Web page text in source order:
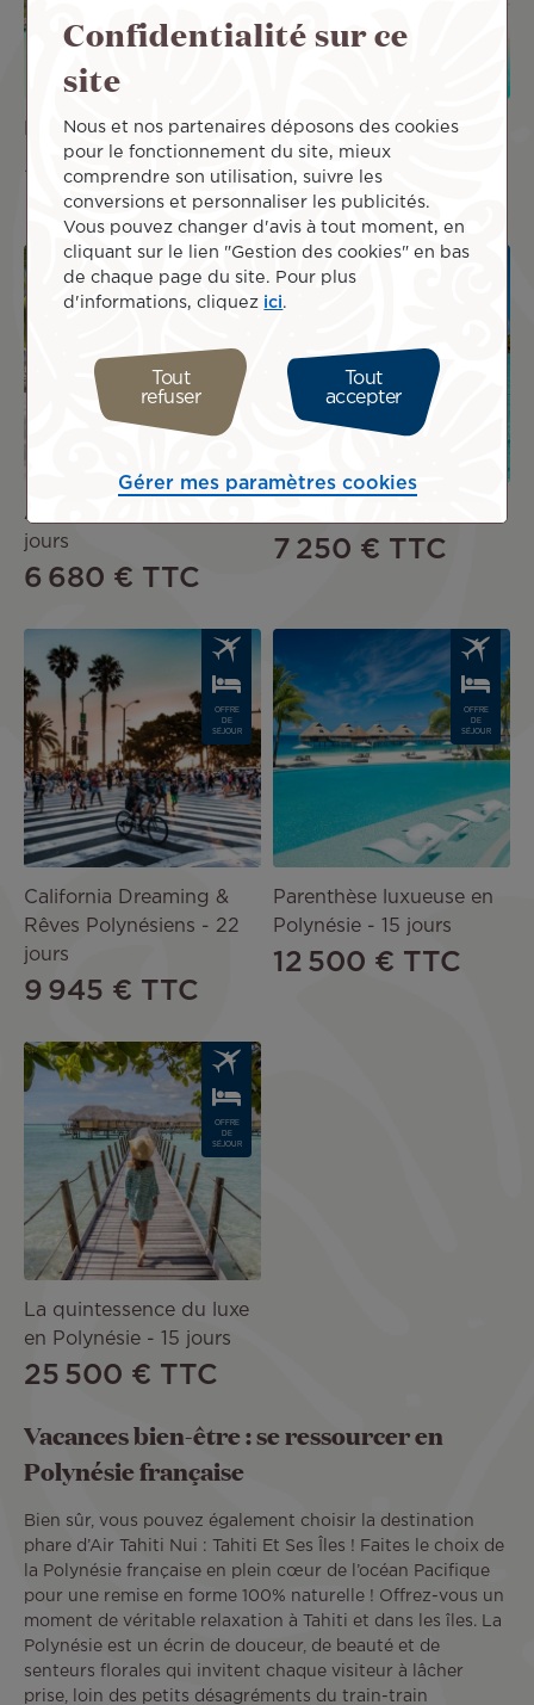
Luxe et lagons cristallins
5 950 € TTC
Polynésie et Îles Cook, le
sixième archipel
5 990 € TTC
Image
SÉJOUR
Au rythme des îles - 17
jours
6 680 € TTC
Image
7 250 € TTC
Image
OFFRE
DE
SÉJOUR
California Dreaming &
Rêves Polynésiens - 22
jours
9 945 € TTC
OFFRE
DE
SÉJOUR
Parenthèse luxueuse en
Polynésie - 15 jours
12 500 € TTC
Image
OFFRE
DE
SÉJOUR
La quintessence du luxe
en Polynésie - 15 jours
25 500 € TTC
Vacances bien-être : se ressourcer en
Polynésie française
Bien sûr, vous pouvez également choisir la destination
phare d’Air Tahiti Nui : Tahiti Et Ses Îles ! Faites le choix de
la Polynésie française en plein cœur de l’océan Pacifique
pour une remise en forme 100% naturelle ! Offrez-vous un
moment de véritable relaxation à Tahiti et dans les îles. La
Polynésie est un écrin de douceur, de beauté et de
senteurs florales qui invitent chaque visiteur à lâcher
prise, loin des petits désagréments du train-train
Confidentialité sur ce
site
Nous et nos partenaires déposons des cookies
pour le fonctionnement du site, mieux
comprendre son utilisation, suivre les
conversions et personnaliser les publicités.
Vous pouvez changer d'avis à tout moment, en
cliquant sur le lien "Gestion des cookies" en bas
de chaque page du site. Pour plus
d'informations, cliquez ici.
Tout
refuser
Tout
accepter
Gérer mes paramètres cookies